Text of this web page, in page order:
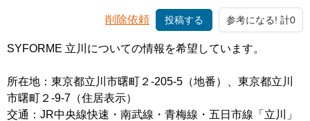
削除依頼 投稿する 参考になる! 計0
SYFORME 立川についての情報を希望しています。
所在地：東京都立川市曙町２-205-5（地番）、東京都立川
市曙町２-9-7（住居表示）
交通：JR中央線快速・南武線・青梅線・五日市線「立川」